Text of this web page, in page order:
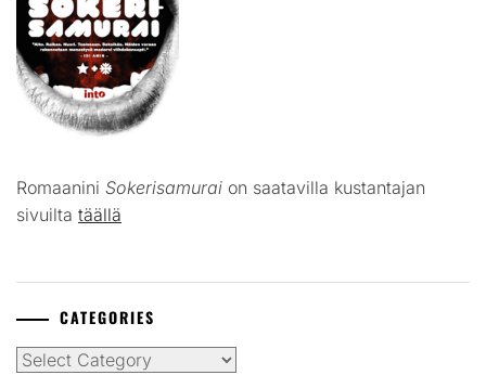
Romaanini Sokerisamurai on saatavilla kustantajan
sivuilta täällä
CATEGORIES
Categories